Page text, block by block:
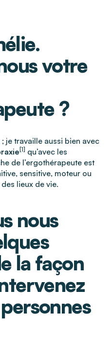
votre
?
je travaille aussi bien avec
[1] qu’avec les
de l’ergothérapeute est
sensitive, moteur ou
lieux de vie.
nous
la façon